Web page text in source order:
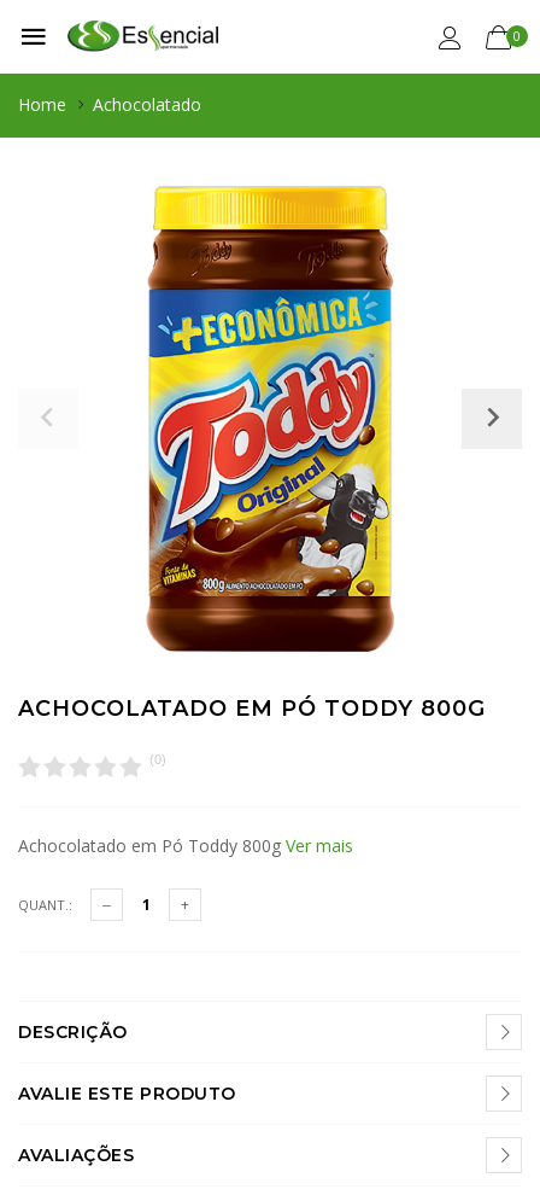
0
Home Achocolatado
ACHOCOLATADO EM PÓ TODDY 800G
(0)
Achocolatado em Pó Toddy 800g Ver mais
QUANT.:
DESCRIÇÃO
AVALIE ESTE PRODUTO
AVALIAÇÕES